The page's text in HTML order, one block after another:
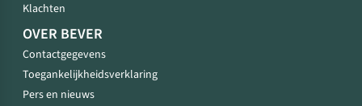
Klachten
OVER BEVER
Contactgegevens
Toegankelijkheidsverklaring
Pers en nieuws